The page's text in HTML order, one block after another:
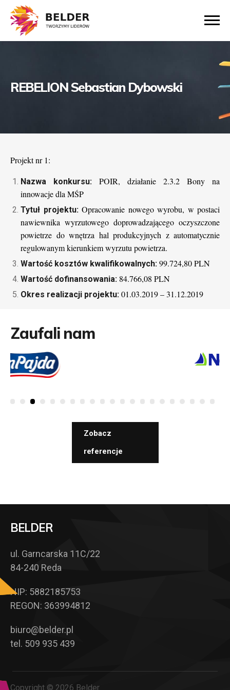
REBELION Sebastian Dybowski
Projekt nr 1:
Nazwa konkursu: POIR, działanie 2.3.2 Bony na
innowacje dla MŚP
Tytuł projektu:Opracowanie nowego wyrobu, w postaci
nawiewnika wyrzutowego doprowadzającego oczyszczone
powietrze do wnętrza hal produkcyjnych z automatycznie
regulowanym kierunkiem wyrzutu powietrza.
Wartość kosztów kwalifikowalnych: 99.724,80 PLN
Wartość dofinansowania: 84.766,08 PLN
Okres realizacji projektu: 01.03.2019 – 31.12.2019
Zaufali nam
Zobacz
referencje
BELDER
ul. Garncarska 11C/22
84-240 Reda
NIP: 5882185753
REGON: 363994812
biuro@belder.pl
tel. 509 935 439
Copyright © 2026 Belder